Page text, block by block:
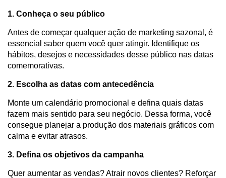
1. Conheça o seu público
Antes de começar qualquer ação de marketing sazonal, é
essencial saber quem você quer atingir. Identifique os
hábitos, desejos e necessidades desse público nas datas
comemorativas.
2. Escolha as datas com antecedência
Monte um calendário promocional e defina quais datas
fazem mais sentido para seu negócio. Dessa forma, você
consegue planejar a produção dos materiais gráficos com
calma e evitar atrasos.
3. Defina os objetivos da campanha
Quer aumentar as vendas? Atrair novos clientes? Reforçar